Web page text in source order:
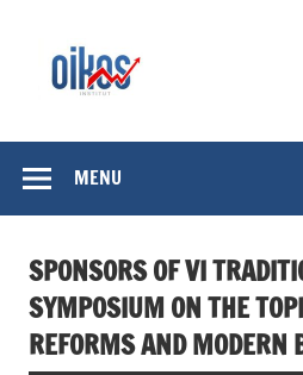
MENU
SPONSORS OF VI
SYMPOSIUM ON THE
REFORMS AND MODERN